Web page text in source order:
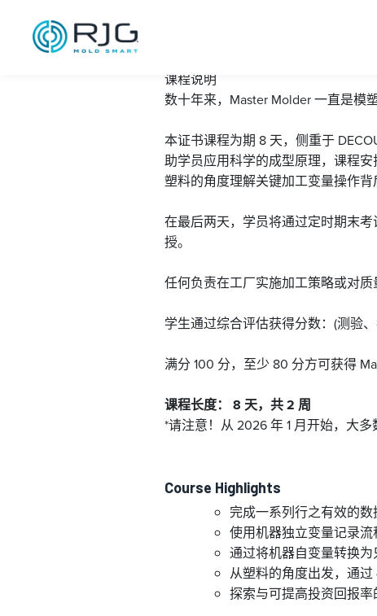
课程说明
数十年来，Master Molder 一直是模
本证书课程为期 8 天，侧重于
助学员应用科学的成型原理，课程
塑料的角度理解关键加工变量操作背
在最后两天，学员将通过定时期末
授。
任何负责在工厂实施加工策略或对质
学生通过综合评估获得分数：(测验
满分 100 分，至少 80 分方可获得
课程长度： 8 天，共 2 周
*请注意！从 2026 年 1 月开始，大
Course Highlights
完成一系列行之有效的数
使用机器独立变量记录
通过将机器自变量转换
从塑料的角度出发，通
探索与可提高投资回报